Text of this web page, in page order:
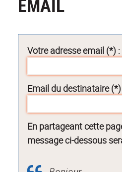
EMAIL
Votre adresse email (*) :
Email du destinataire
En partageant cette
message ci-dessous